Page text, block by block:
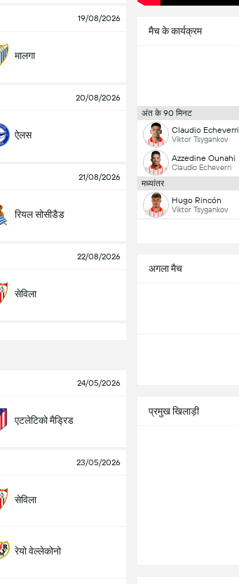
19/08/2026
मालगा
20/08/2026
ऐलस
21/08/2026
रियल सोसीडैड
22/08/2026
सेविला
24/05/2026
एटलेटिको मैड्रिड
23/05/2026
सेविला
रेयो वेल्लेकोनो
मैच के कार्यक्रम
अंत के 90 मिनट
Claudio Echeverri
Viktor Tsygankov
Azzedine Ounahi
Claudio Echeverri
मध्यांतर
Hugo Rincón
Viktor Tsygankov
अगला मैच
प्रमुख खिलाड़ी